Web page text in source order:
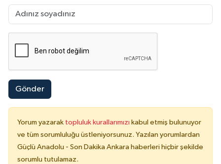
Gönder
Yorum yazarak topluluk kurallarımızı kabul etmiş bulunuyor
ve tüm sorumluluğu üstleniyorsunuz. Yazılan yorumlardan
Güçlü Anadolu - Son Dakika Ankara haberleri hiçbir şekilde
sorumlu tutulamaz.